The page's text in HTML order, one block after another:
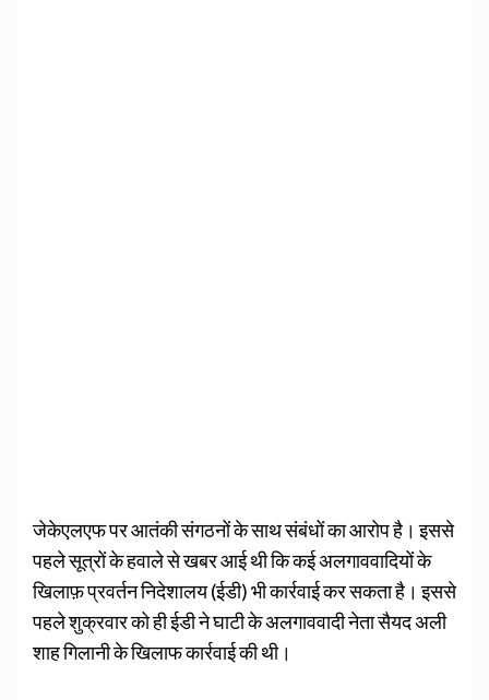
जेकेएलएफ पर आतंकी संगठनों के साथ संबंधों का आरोप है। इससे
पहले सूत्रों के हवाले से खबर आई थी कि कई अलगाववादियों के
खिलाफ़ प्रवर्तन निदेशालय (ईडी) भी कार्रवाई कर सकता है। इससे
पहले शुक्रवार को ही ईडी ने घाटी के अलगाववादी नेता सैयद अली
शाह गिलानी के खिलाफ कार्रवाई की थी।